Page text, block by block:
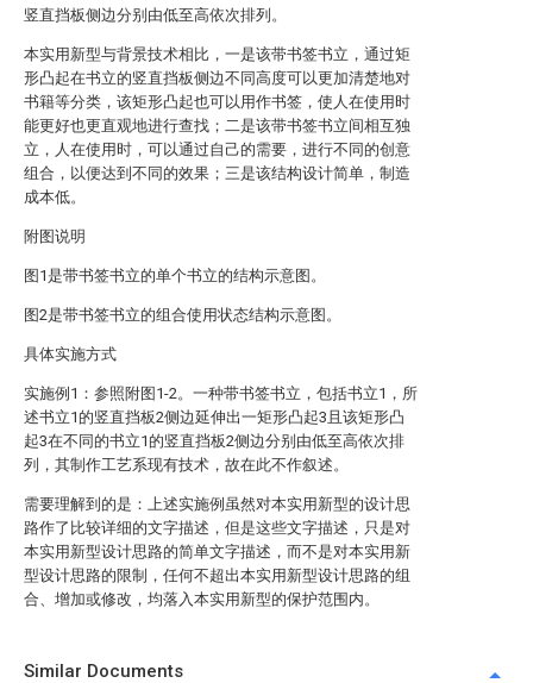
竖直挡板侧边分别由低至高依次排列。
本实用新型与背景技术相比，一是该带书签书立，通过矩
形凸起在书立的竖直挡板侧边不同高度可以更加清楚地对
书籍等分类，该矩形凸起也可以用作书签，使人在使用时
能更好也更直观地进行查找；二是该带书签书立间相互独
立，人在使用时，可以通过自己的需要，进行不同的创意
组合，以便达到不同的效果；三是该结构设计简单，制造
成本低。
附图说明
图1是带书签书立的单个书立的结构示意图。
图2是带书签书立的组合使用状态结构示意图。
具体实施方式
实施例1：参照附图1-2。一种带书签书立，包括书立1，所
述书立1的竖直挡板2侧边延伸出一矩形凸起3且该矩形凸
起3在不同的书立1的竖直挡板2侧边分别由低至高依次排
列，其制作工艺系现有技术，故在此不作叙述。
需要理解到的是：上述实施例虽然对本实用新型的设计思
路作了比较详细的文字描述，但是这些文字描述，只是对
本实用新型设计思路的简单文字描述，而不是对本实用新
型设计思路的限制，任何不超出本实用新型设计思路的组
合、增加或修改，均落入本实用新型的保护范围内。
Similar Documents